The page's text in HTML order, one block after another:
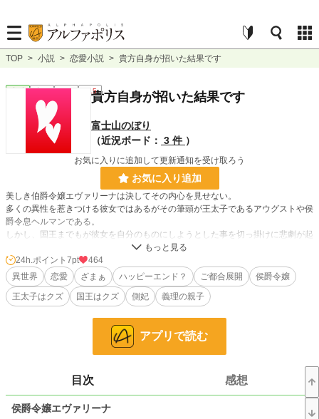
TOP > 小説 > 恋愛小説 > 貴方自身が招いた結果です
完結 短編 R15貴方自身が招いた結果です
富士山のぼり
（近況ボード： 3 件 ）
お気に入りに追加して更新通知を受け取ろう
お気に入り追加
美しき伯爵令嬢エヴァリーナは決してその内心を見せない。
多くの異性を惹きつける彼女ではあるがその筆頭が王太子であるアウグストや侯
爵令息ヘルマンである。
しかし、国王までもが彼女を自分のものにしようとした事を切っ掛けに悲劇が起
隠されたエヴァリーナの内心は。そして彼女に群がる男達の行く末は。
・暗めのお話です。
・暴力・性的描写が若干あるのでR１５です。
38,720 位 / 228,940 件
16,742 位 / 66,396 件
361
24h.ポイント 7 pt
24h.ポイント 7pt
464
異世界
恋愛 ざまぁ ハッピーエンド？ ご都合展開
侯爵令嬢
王太子はクズ
国王はクズ 側妃 義理の親子
アプリで読む
目次 感想
侯爵令嬢エヴァリーナ